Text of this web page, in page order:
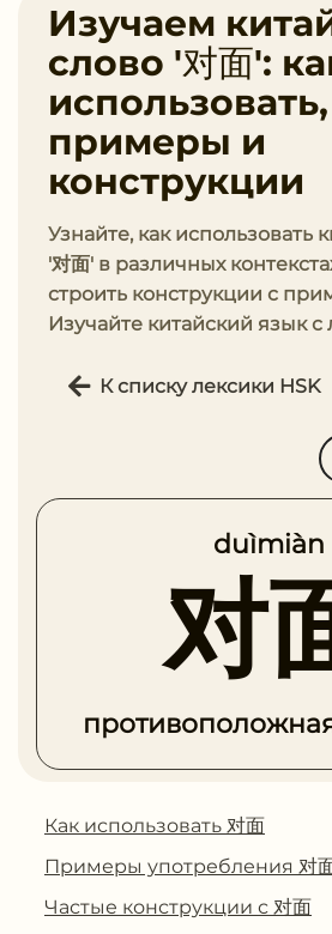
Изучаем
слово '对面':
использовать,
примеры и
конструкции
Узнайте, как использовать
'对面' в различных
строить конструкции с
Изучайте китайский язык с
К списку лексики HSK
duìmiàn
对
Как использовать 对面
Примеры употребления 对
Частые конструкции с 对面